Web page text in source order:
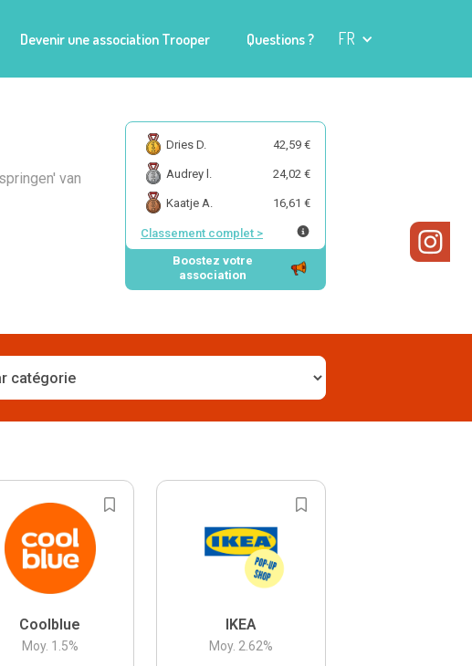
Devenir une association Trooper Questions ? FR
van
Dries D. 42,59 €
Audrey l. 24,02 €
Kaatje A. 16,61 €
Classement complet >
Boostez votre
association
Coolblue
Moy. 1.5%
IKEA
Moy. 2.62%